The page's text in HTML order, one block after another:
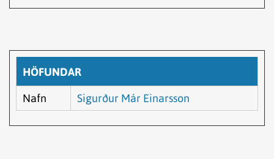
HÖFUNDAR
Nafn Sigurður Már Einarsson